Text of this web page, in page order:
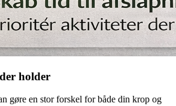
holder
gøre en stor forskel for både din krop og